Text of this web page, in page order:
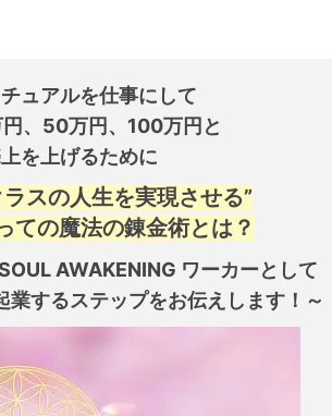
ュアルを仕事にして
、50万円、100万円と
を上げるために
スの人生を実現させる”
ての魔法の錬金術とは？
AWAKENING ワーカーとして
業するステップをお伝えします！～